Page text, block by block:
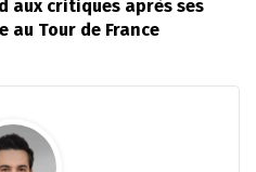
aux critiques après ses
Tour de France